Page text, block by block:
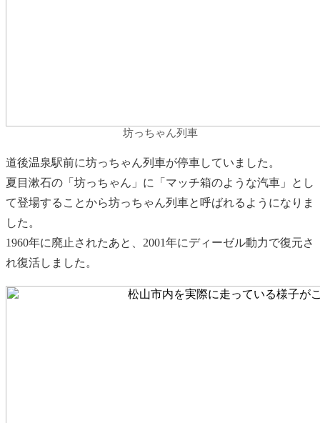
坊っちゃん列車
道後温泉駅前に坊っちゃん列車が停車していました。
夏目漱石の「坊っちゃん」に「マッチ箱のような汽車」とし
て登場することから坊っちゃん列車と呼ばれるようになりま
した。
1960年に廃止されたあと、2001年にディーゼル動力で復元さ
れ復活しました。